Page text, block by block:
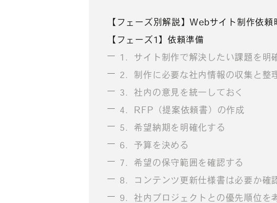
【フェーズ別解説】Webサイト制作依頼
【フェーズ1】依頼準備
1．サイト制作で解決したい課題を明
2．制作に必要な社内情報の収集と整
3．社内の意見を統一しておく
4．RFP（提案依頼書）の作成
5．希望納期を明確化する
6．予算を決める
7．希望の保守範囲を確認する
8．コンテンツ更新仕様書は必要か確
9．社内プロジェクトとの優先順位を